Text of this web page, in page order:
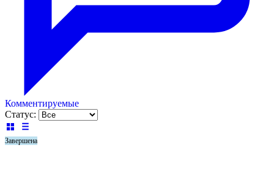
Комментируемые
Статус:
Завершена